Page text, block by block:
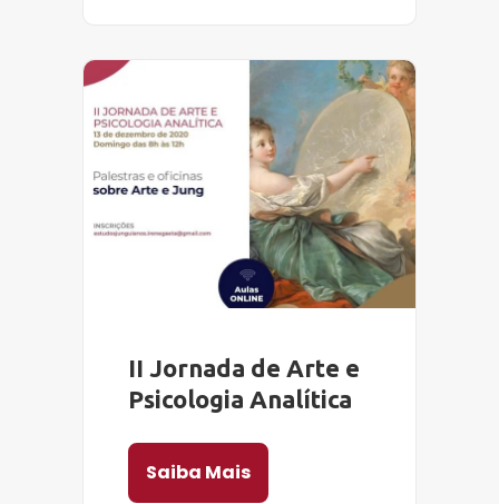
II Jornada de Arte e
Psicologia Analítica
Saiba Mais